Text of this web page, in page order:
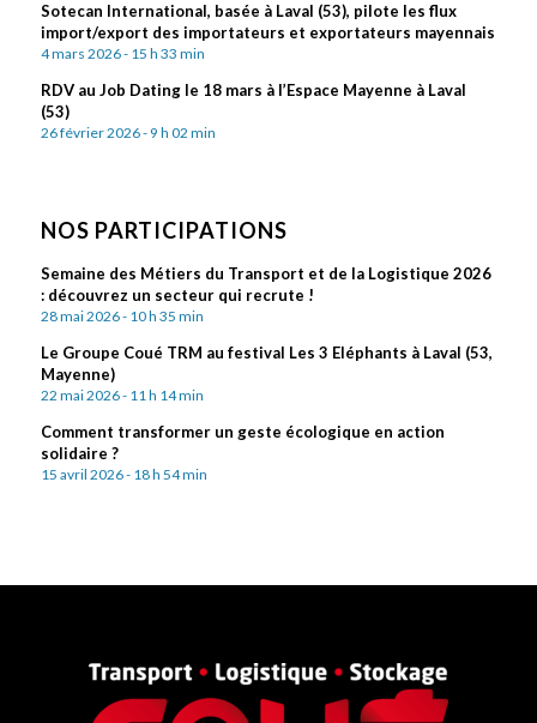
Sotecan International, basée à Laval (53), pilote les flux
import/export des importateurs et exportateurs mayennais
4 mars 2026 - 15 h 33 min
RDV au Job Dating le 18 mars à l’Espace Mayenne à Laval
(53)
26 février 2026 - 9 h 02 min
NOS PARTICIPATIONS
Semaine des Métiers du Transport et de la Logistique 2026
: découvrez un secteur qui recrute !
28 mai 2026 - 10 h 35 min
Le Groupe Coué TRM au festival Les 3 Eléphants à Laval (53,
Mayenne)
22 mai 2026 - 11 h 14 min
Comment transformer un geste écologique en action
solidaire ?
15 avril 2026 - 18 h 54 min